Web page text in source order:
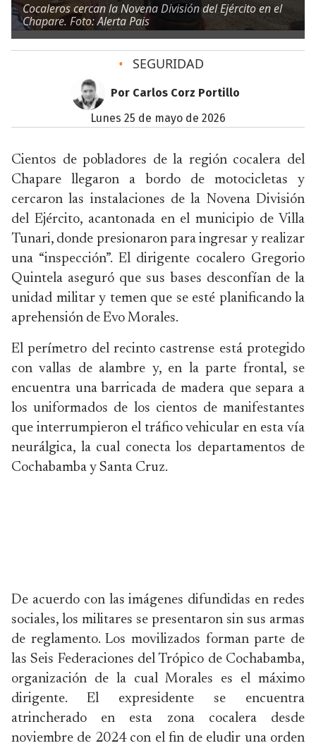
Cocaleros cercan la Novena División del Ejército en el
Chapare. Foto: Alerta Pais
• SEGURIDAD
Por Carlos Corz Portillo
lunes 25 de mayo de 2026
Cientos de pobladores de la región cocalera del
Chapare llegaron a bordo de motocicletas y
cercaron las instalaciones de la Novena División
del Ejército, acantonada en el municipio de Villa
Tunari, donde presionaron para ingresar y realizar
una “inspección”. El dirigente cocalero Gregorio
Quintela aseguró que sus bases desconfían de la
unidad militar y temen que se esté planificando la
aprehensión de Evo Morales.
El perímetro del recinto castrense está protegido
con vallas de alambre y, en la parte frontal, se
encuentra una barricada de madera que separa a
los uniformados de los cientos de manifestantes
que interrumpieron el tráfico vehicular en esta vía
neurálgica, la cual conecta los departamentos de
Cochabamba y Santa Cruz.
De acuerdo con las imágenes difundidas en redes
sociales, los militares se presentaron sin sus armas
de reglamento. Los movilizados forman parte de
las Seis Federaciones del Trópico de Cochabamba,
organización de la cual Morales es el máximo
dirigente. El expresidente se encuentra
atrincherado en esta zona cocalera desde
noviembre de 2024 con el fin de eludir una orden